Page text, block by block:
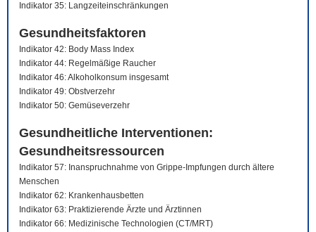
Indikator 35: Langzeiteinschränkungen
Gesundheitsfaktoren
Indikator 42: Body Mass Index
Indikator 44: Regelmäßige Raucher
Indikator 46: Alkoholkonsum insgesamt
Indikator 49: Obstverzehr
Indikator 50: Gemüseverzehr
Gesundheitliche Interventionen:
Gesundheitsressourcen
Indikator 57: Inanspruchnahme von Grippe-Impfungen durch ältere
Menschen
Indikator 62: Krankenhausbetten
Indikator 63: Praktizierende Ärzte und Ärztinnen
Indikator 66: Medizinische Technologien (CT/MRT)